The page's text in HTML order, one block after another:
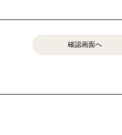
確認画面へ